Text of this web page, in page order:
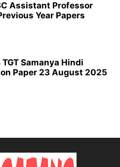
Assistant Professor
Year Papers
TGT Samanya Hindi
Paper 23 August 2025